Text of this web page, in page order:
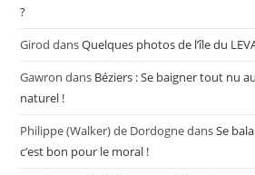
?
Girod dansQuelques photos de l’île du
Gawron dans Béziers : Se baigner tout nu
naturel !
Philippe (Walker) de DordognedansSe
c’est bon pour le moral !